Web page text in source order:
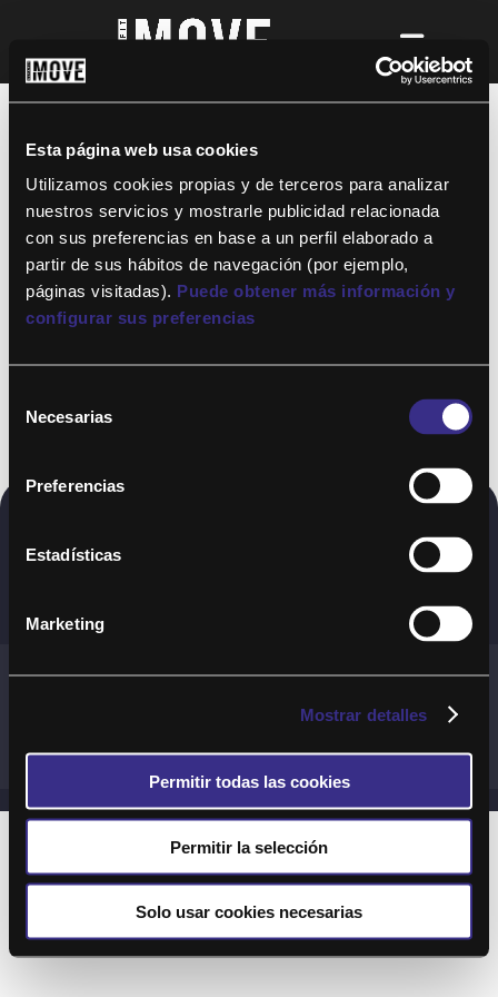
Esta página web usa cookies
Utilizamos cookies propias y de terceros para analizar
nuestros servicios y mostrarle publicidad relacionada
con sus preferencias en base a un perfil elaborado a
partir de sus hábitos de navegación (por ejemplo,
páginas visitadas). Puede obtener más información y
configurar sus preferencias
Necesarias
Preferencias
Estadísticas
Marketing
Mostrar detalles
Permitir todas las cookies
Permitir la selección
Solo usar cookies necesarias
¡Para disfrutar de ALTAFIT MOVE tienes
así podrás acceder a todos nuestros
entrenamientos y clases online donde
quieras!
Copyright © 2020. Todos los derechos
Términos y Cond. Generales de uso del Servicio
Preguntas Frecuentes